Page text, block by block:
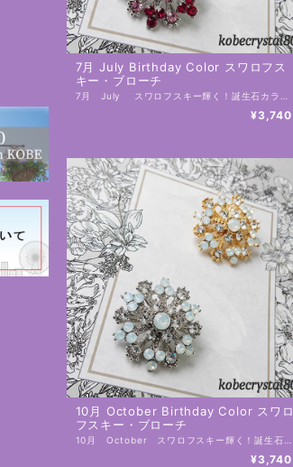
7月 July Birthday Color スワロフス
キー・ブローチ
¥3,740
10月 October Birthday Color スワロ
フスキー・ブローチ
¥3,740